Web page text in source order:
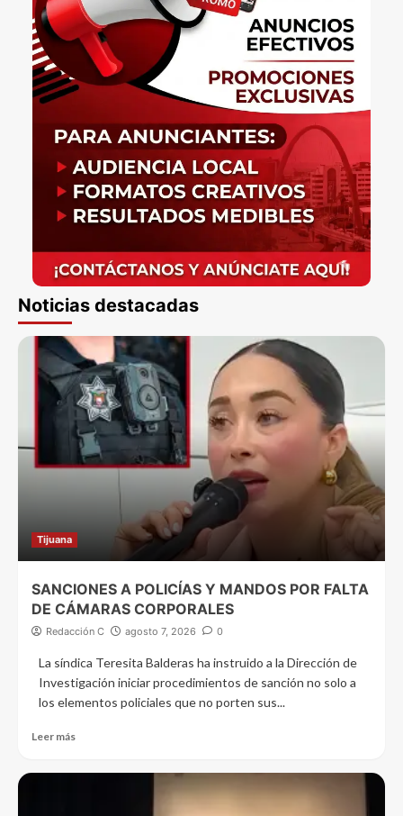
Noticias destacadas
Tijuana
SANCIONES A POLICÍAS Y MANDOS POR FALTA
DE CÁMARAS CORPORALES
Redacción C agosto 7, 2026 0
La síndica Teresita Balderas ha instruido a la Dirección de
Investigación iniciar procedimientos de sanción no solo a
los elementos policiales que no porten sus...
Leer más